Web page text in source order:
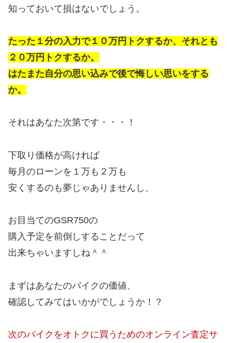
知っておいて損はないでしょう。
たった１分の入力で１０万円トクするか、それとも
２０万円トクするか。
はたまた自分の思い込みで後で悔しい思いをする
か。
それはあなた次第です・・・！
下取り価格が高ければ
毎月のローンを１万も２万も
安くするのも夢じゃありませんし、
お目当てのGSR750の
購入予定を前倒しすることだって
出来ちゃいますしね＾＾
まずはあなたのバイクの価値、
確認してみてはいかがでしょうか！？
次のバイクをオトクに買うためのオンライン査定サ